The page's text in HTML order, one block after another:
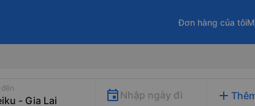
Đơn hàng của tôi
Nhập ngày đi add